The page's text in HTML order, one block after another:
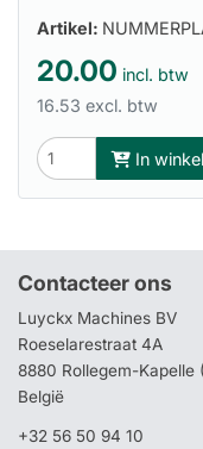
Artikel:
20.00 incl. btw
16.53 excl. btw
In
Contacteer ons
Luyckx Machines BV
Roeselarestraat 4A
8880 Rollegem-Kapelle
België
+32 56 50 94 10